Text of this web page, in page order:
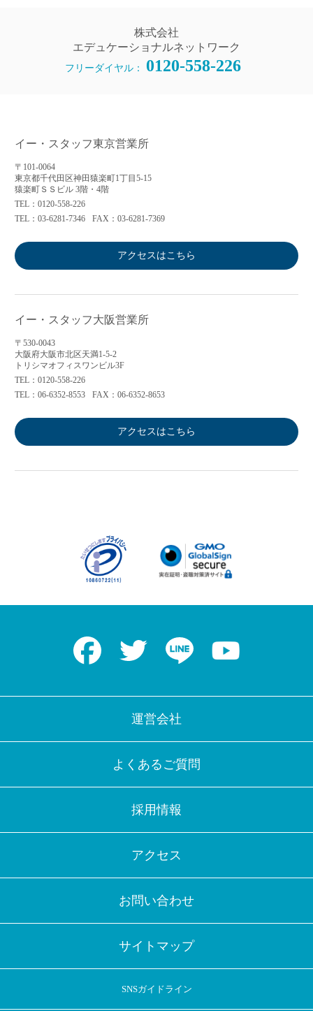
株式会社
エデュケーショナルネットワーク
フリーダイヤル： 0120-558-226
イー・スタッフ東京営業所
〒101-0064
東京都千代田区神田猿楽町1丁目5-15
猿楽町ＳＳビル 3階・4階
TEL：0120-558-226
TEL：03-6281-7346
FAX：03-6281-7369
アクセスはこちら
イー・スタッフ大阪営業所
〒530-0043
大阪府大阪市北区天満1-5-2
トリシマオフィスワンビル3F
TEL：0120-558-226
TEL：06-6352-8553
FAX：06-6352-8653
アクセスはこちら
Facebook Twitter LINE
運営会社
よくあるご質問
採用情報
アクセス
お問い合わせ
サイトマップ
SNSガイドライン